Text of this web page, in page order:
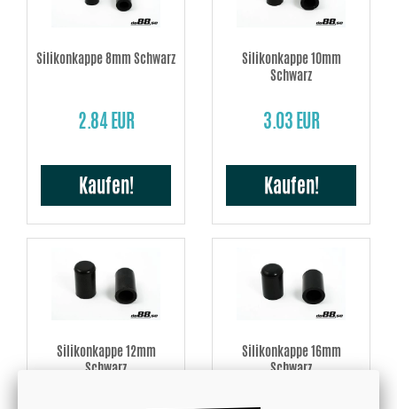
Silikonkappe 8mm Schwarz
2.84 EUR
Kaufen!
Silikonkappe 10mm
Schwarz
3.03 EUR
Kaufen!
Silikonkappe 12mm
Schwarz
Silikonkappe 16mm
Schwarz